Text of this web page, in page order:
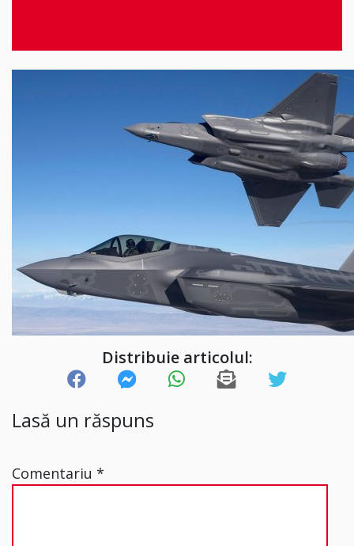
Distribuie articolul:
Lasă un răspuns
Comentariu *